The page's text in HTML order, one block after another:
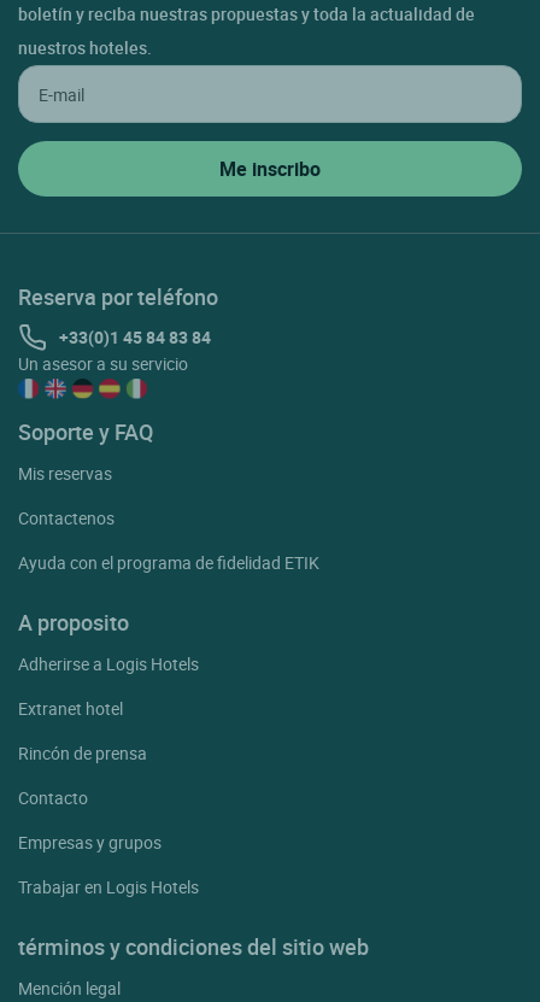
boletín y reciba nuestras propuestas y toda la actualidad de
nuestros hoteles.
Reserva por teléfono
+33(0)1 45 84 83 84
Un asesor a su servicio
Soporte y FAQ
Mis reservas
Contactenos
Ayuda con el programa de fidelidad ETIK
A proposito
Adherirse a Logis Hotels
Extranet hotel
Rincón de prensa
Contacto
Empresas y grupos
Trabajar en Logis Hotels
términos y condiciones del sitio web
Mención legal